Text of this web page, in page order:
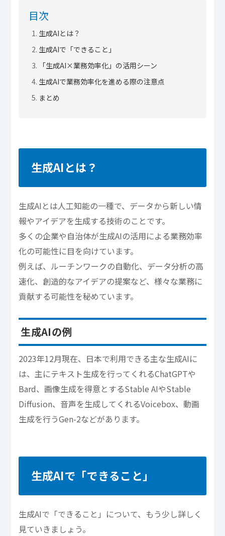
目次
生成AIとは？
生成AIで「できること」
「生成AI×業務効率化」の活用シーン
生成AIで業務効率化を進める際の注意点
まとめ
生成AIとは？
生成AIとは人工知能の一種で、データから新しい情
報やアイデアを生成する技術のことです。
多くの企業や自治体が生成AIの活用による業務効率
化の可能性に目を向けています。
例えば、ルーチンワークの自動化、データ分析の高
速化、創造的なアイデアの提案など、様々な業務に
貢献する可能性を秘めています。
生成AIの例
2023年12月現在、日本で利用できる主な生成AIに
は、主にテキスト生成を行ってくれるChatGPTや
Bard、画像生成を得意とするStable AIやStable
Diffusion、音声を生成してくれるVoicebox、動画
生成を行うGen-2などがあります。
生成AIで「できること」
生成AIで「できること」について、もう少し詳しく
見ていきましょう。